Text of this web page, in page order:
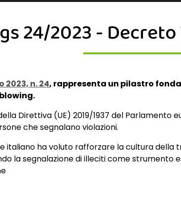
24/2023 -
2023, n. 24, rappresenta un pilastro
.
Direttiva (UE) 2019/1937 del Parlamento
che segnalano violazioni.
italiano ha voluto rafforzare la cultura della
la segnalazione di illeciti come